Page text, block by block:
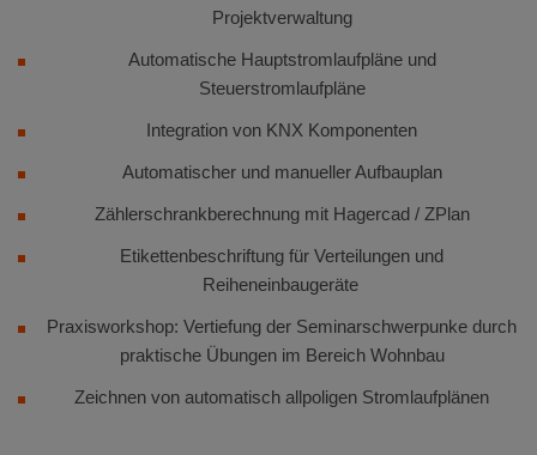
Projektverwaltung
Automatische Hauptstromlaufpläne und
Steuerstromlaufpläne
Integration von KNX Komponenten
Automatischer und manueller Aufbauplan
Zählerschrankberechnung mit Hagercad / ZPlan
Etikettenbeschriftung für Verteilungen und
Reiheneinbaugeräte
Praxisworkshop: Vertiefung der Seminarschwerpunke durch
praktische Übungen im Bereich Wohnbau
Zeichnen von automatisch allpoligen Stromlaufplänen